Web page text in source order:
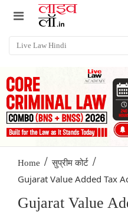
Home / सुप्रीम कोर्ट /
Gujarat Value Added Tax
Gujarat Value